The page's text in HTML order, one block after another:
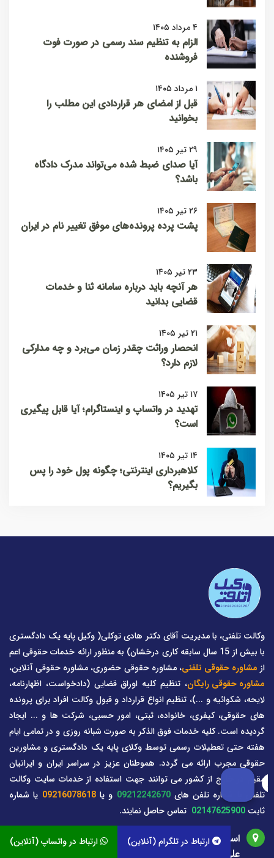
۴ مرداد ۱۴۰۵
الزام به تنظیم سند رسمی در صورت فوت
فروشنده
۱ مرداد ۱۴۰۵
قبل از امضای هر قراردادی این مطلب را
بخوانید
۲۹ تیر ۱۴۰۵
آیا صدای ضبط شده می‌تواند مدرک دادگاه
باشد؟
۲۶ تیر ۱۴۰۵
پشت پرده پرونده‌های موفق تغییر نام در ایران
۲۳ تیر ۱۴۰۵
هر آنچه باید درباره سامانه ثنا و خدمات
قضایی بدانید
۲۱ تیر ۱۴۰۵
انحصار وراثت چقدر زمان می‌برد و چه مدارکی
لازم دارد؟
۱۷ تیر ۱۴۰۵
تهدید در واتساپ و اینستاگرام؛ آیا قابل پیگیری
است؟
۱۴ تیر ۱۴۰۵
کلاهبرداری اینترنتی؛ چگونه پول خود را پس
بگیریم؟
ارتباط در واتساپ (آنلاین) ارتباط در تلگرام (آنلاین)
وکالت تلفنی، با مدیریت آقای دکتر هادی توکلی( وکیل پایه یک دادگستری
با بیش از 15 سال سابقه کاری درخشان) به منظور ارائه خدمات حقوقی اعم
از مشاوره حقوقی تلفنی، مشاوره حقوقی حضوری، مشاوره حقوقی آنلاین،
مشاوره حقوقی رایگان، تنظیم کلیه اوراق قضایی (دادخواست، اظهارنامه،
لایحه، شکوائیه و ...)، تنظیم انواع قرارداد و قبول وکالت افراد برای پرونده
های حقوقی، کیفری، خانواده، ثبتی، امور حسبی، شرکت ها و ... ایجاد
گردیده است. کلیه خدمات فوق الذکر به صورت شبانه روزی و در تمامی ایام
هفته حتی تعطیلات رسمی توسط وکلای پایه یک دادگستری و مشاورین
حقوقی مجرب ارائه می گردد. هموطنان عزیز در سراسر ایران و ایرانیان
مقیم در خارج از کشور می توانند جهت استفاده از خدمات سایت وکالت
تلفنی با شماره تلفن های09212242670 و یا09216078618 یا شماره
ثابت 02147625900 تماس حاصل نمایند.
استان مازندران آمل، محله: امام خمینی ، کوچه شهید